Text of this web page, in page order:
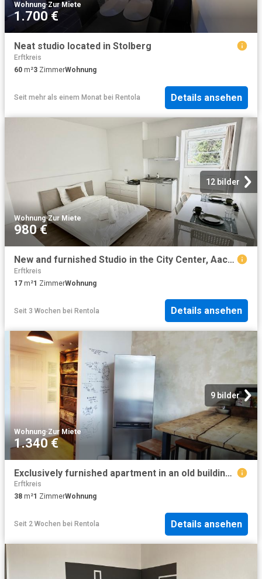
Wohnung·Zur Miete
1.700 €
Neat studio located in Stolberg
Erftkreis
60 m²3 ZimmerWohnung
Seit mehr als einem Monat bei Rentola Details ansehen
12 bilder
Wohnung·Zur Miete
980 €
New and furnished Studio in the City Center, Aachen Amsterdam Apartments for Rent
Erftkreis
17 m²1 ZimmerWohnung
Seit 3 Wochen bei Rentola Details ansehen
9 bilder
Wohnung·Zur Miete
1.340 €
Exclusively furnished apartment in an old building in a central location, Aachen Amsterdam Apartments for Rent
Erftkreis
38 m²1 ZimmerWohnung
Seit 2 Wochen bei Rentola Details ansehen